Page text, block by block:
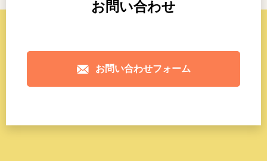
お問い合わせ
お問い合わせフォーム